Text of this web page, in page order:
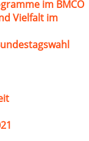
im BMCO
Vielfalt im